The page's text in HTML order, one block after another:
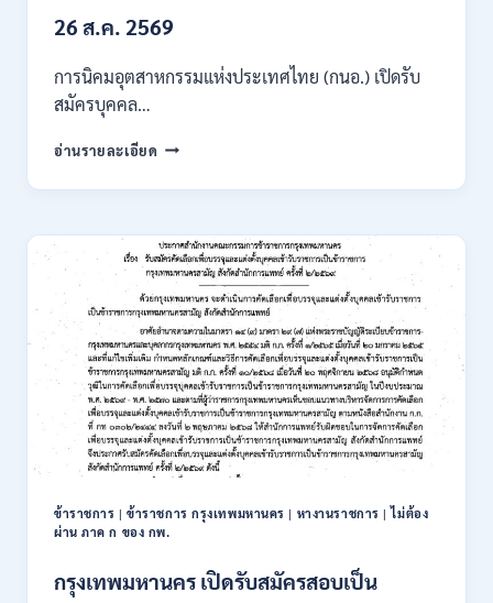
26 ส.ค. 2569
การนิคมอุตสาหกรรมแห่งประเทศไทย (กนอ.) เปิดรับ
สมัครบุคคล…
อ่านรายละเอียด การ
อุตสาหกรรม
ประเทศไทย
(กนอ.)
เปิด
รับ
สมัคร
บุคคล
เพื่อ
บรรจุ
เป็น
พนักงาน
รัฐวิสาหกิจ
16
/
ป.ตรี
ส
ข้าราชการ |ข้าราชการ กรุงเทพมหานคร | หางานราชการ |ไม่ต้อง
ผ่าน ภาค ก ของ กพ.
กรุงเทพมหานคร เปิดรับสมัครสอบเป็น